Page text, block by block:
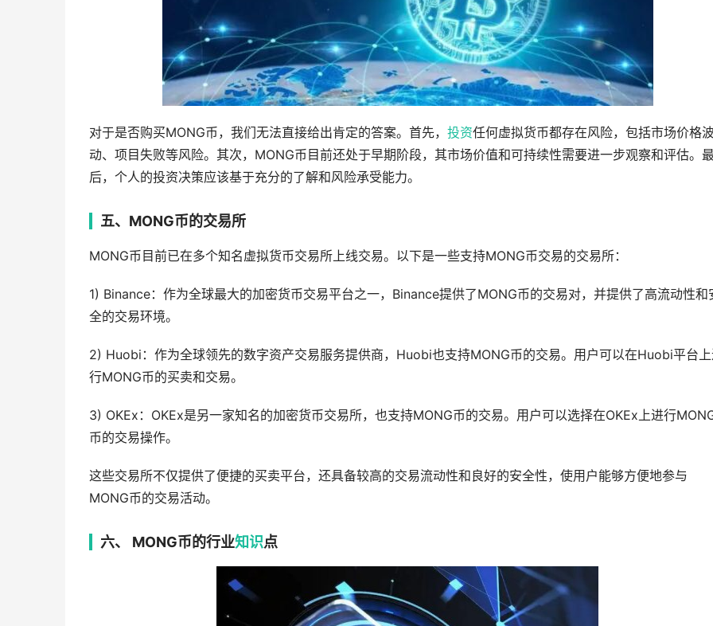
对于是否购买MONG币，我们无法直接给出肯定的答案。首先， 投资任何虚拟货币都存在风险，包括市场价格
动、项目失败等风险。其次，MONG币目前还处于早期阶段，其市场价值和可持续性需要进一步观察和评估。
后，个人的投资决策应该基于充分的了解和风险承受能力。
五、MONG币的交易所
MONG币目前已在多个知名虚拟货币交易所上线交易。以下是一些支持MONG币交易的交易所：
1) Binance：作为全球最大的加密货币交易平台之一，Binance提供了MONG币的交易对，并提供了高流动性和
全的交易环境。
2) Huobi：作为全球领先的数字资产交易服务提供商，Huobi也支持MONG币的交易。用户可以在Huobi平台
行MONG币的买卖和交易。
3) OKEx：OKEx是另一家知名的加密货币交易所，也支持MONG币的交易。用户可以选择在OKEx上进行
币的交易操作。
这些交易所不仅提供了便捷的买卖平台，还具备较高的交易流动性和良好的安全性，使用户能够方便地参与
MONG币的交易活动。
六、 MONG币的行业知识点